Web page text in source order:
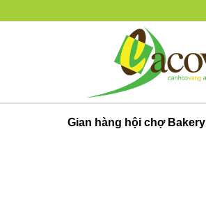
Gian hàng hội chợ Bakery